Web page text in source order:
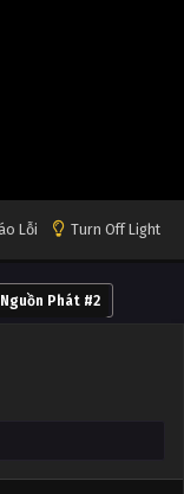
Lỗi Turn Off Light
Nguồn Phát #2
Tập 9
Tập 6
Tập 5